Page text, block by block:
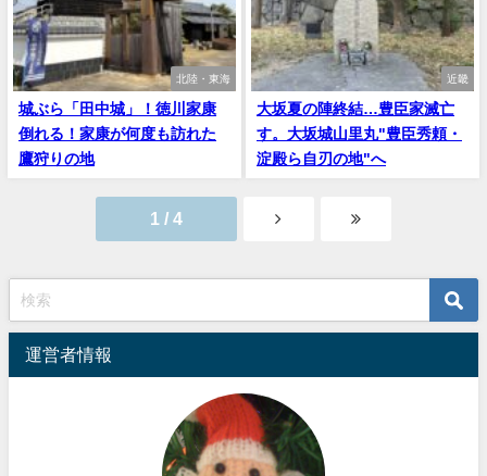
北陸・東海
城ぶら「田中城」！徳川家康
倒れる！家康が何度も訪れた
鷹狩りの地
近畿
大坂夏の陣終結…豊臣家滅亡
す。大坂城山里丸"豊臣秀頼・
淀殿ら自刃の地"へ
1 / 4
運営者情報